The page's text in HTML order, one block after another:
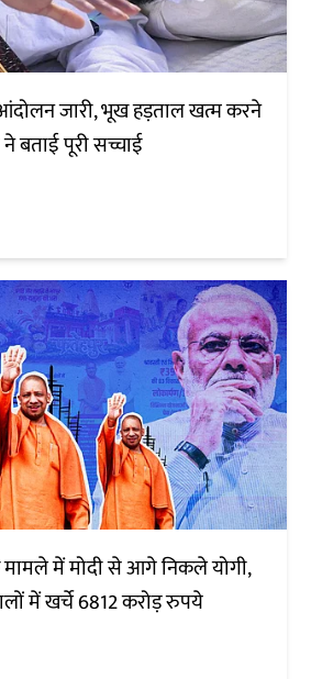
जारी, भूख हड़ताल खत्म करने
बताई पूरी सच्चाई
मामले में मोदी से आगे निकले योगी,
में खर्चे 6812 करोड़ रुपये